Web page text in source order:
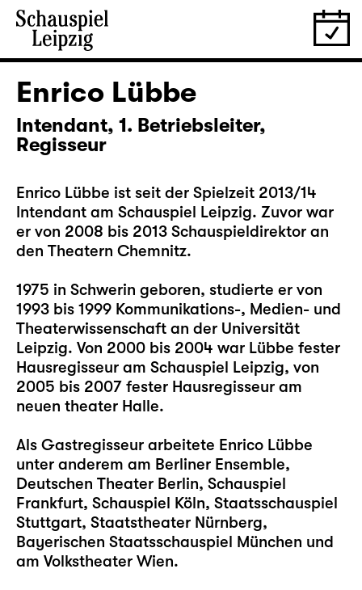
Enrico Lübbe
Intendant, 1. Betriebsleiter,
Regisseur
Enrico Lübbe ist seit der Spielzeit 2013/14
Intendant am Schauspiel Leipzig. Zuvor war
er von 2008 bis 2013 Schauspieldirektor an
den Theatern Chemnitz.
1975 in Schwerin geboren, studierte er von
1993 bis 1999 Kommunikations-, Medien- und
Theaterwissenschaft an der Universität
Leipzig. Von 2000 bis 2004 war Lübbe fester
Hausregisseur am Schauspiel Leipzig, von
2005 bis 2007 fester Hausregisseur am
neuen theater Halle.
Als Gastregisseur arbeitete Enrico Lübbe
unter anderem am Berliner Ensemble,
Deutschen Theater Berlin, Schauspiel
Frankfurt, Schauspiel Köln, Staatsschauspiel
Stuttgart, Staatstheater Nürnberg,
Bayerischen Staatsschauspiel München und
am Volkstheater Wien.